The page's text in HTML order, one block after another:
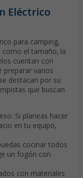
Eléctrico
para camping,
el tamaño, la
cuentan con
preparar varios
destacan por su
que buscan
Si planeas hacer
en tu equipo,
cocinar todos
un fogón con
con materiales